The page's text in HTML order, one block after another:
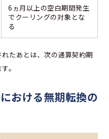
6ヵ月以上の空白期間発生
でクーリングの対象とな
る
たあとは、次の通算契約期
。
おける無期転換の